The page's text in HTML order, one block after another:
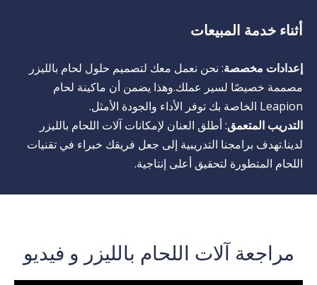
أثناء خدمة المبيعات
إعدادات مخصصة: نحن نعمل معك لتصميم حلول لحام بالليزر
مصممة خصيصًا لسير عملك.وهذا يضمن أن ماكينة لحام
Leapion الخاصة بك توفر الأداء والجودة الأمثل.
التدريب المتعمق: أطلق العنان لإمكانات آلات اللحام بالليزر
لدينا.تهدف برامجنا التدريبية إلى جعل فريقك خبراء في تقنيات
اللحام المتطورة لتحقيق أعلى إنتاجية.
مراجعة آلات اللحام بالليزر و فيديو